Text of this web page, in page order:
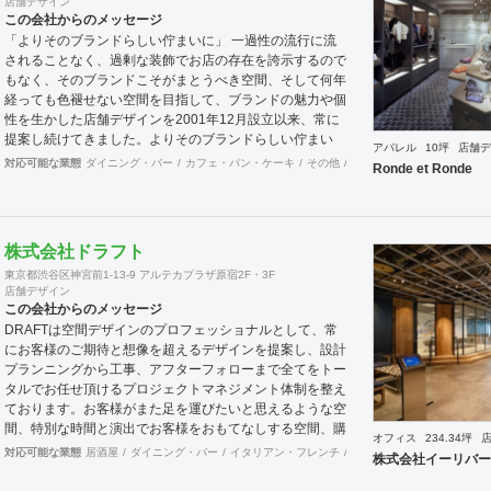
この会社からのメッセージ
「よりそのブランドらしい佇まいに」 一過性の流行に流
されることなく、過剰な装飾でお店の存在を誇示するので
もなく、そのブランドこそがまとうべき空間、そして何年
経っても色褪せない空間を目指して、ブランドの魅力や個
性を生かした店舗デザインを2001年12月設立以来、常に
提案し続けてきました。よりそのブランドらしい佇まい
に。 「必要な箇所に、必要なデザインを」 2012年からは
ドの出店をバックアップできる体制も整えてきました。そ
要なのか、そこをきちんとアドバイスできる会社でありた
いと思っています。 業務内容 ・店舗設計（物販店／飲食
店／美容室など） ・ブランディング及びディレクション
業務 ・出店におけるトータルデザイン ・住宅リノベーシ
ョン ・家具及び什器デザイン
対応可能な業態 ダイニング・バー カフェ・パン・ケーキ その他 オフィス イベントブース
アパレル 10坪 店舗
Ronde et Ronde
株式会社ドラフト
東京都渋谷区神宮前1-13-9 アルテカプラザ原宿2F・3F
店舗デザイン
この会社からのメッセージ
DRAFTは空間デザインのプロフェッショナルとして、常
にお客様のご期待と想像を超えるデザインを提案し、設計
プランニングから工事、アフターフォローまで全てをトー
タルでお任せ頂けるプロジェクトマネジメント体制を整え
ております。お客様がまた足を運びたいと思えるような空
間、特別な時間と演出でお客様をおもてなしする空間、購
買意欲に働きかけるレイアウトとVMD、ブランド力を高
対応可能な業態 居酒屋 ダイニング・バー イタリアン・フレンチ カフェ・パン・ケーキ 和
オフィス 234.34坪
株式会社イーリバ